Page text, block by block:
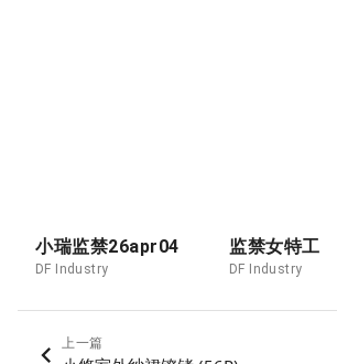
小瑞监禁26apr04
DF Industry
监禁女特工
DF Industry
上一篇